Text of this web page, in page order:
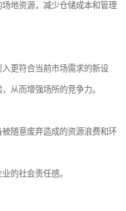
地资源，减少仓储成本和管理
更符合当前市场需求的新设
从而增强场所的竞争力。
随意废弃造成的资源浪费和环
的社会责任感。